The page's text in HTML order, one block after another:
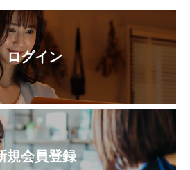
ログイン
規会員登録